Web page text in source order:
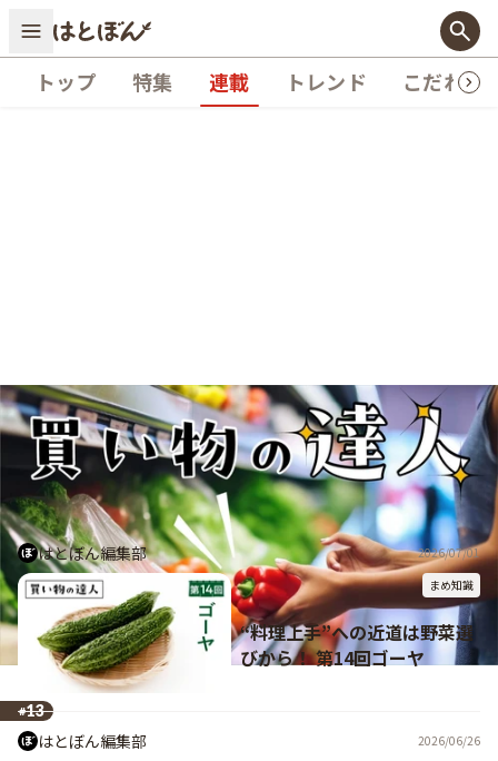
トップ 特集 連載 トレンド こだわり
買い物の達人
野菜ソムリエが教えるハズレない野菜の選び方
第1回を読む
はとぼん編集部
2026/07/01
まめ知識
#14
“料理上手”への近道は野菜選
びから！ 第14回ゴーヤ
はとぼん編集部
2026/06/26
#13